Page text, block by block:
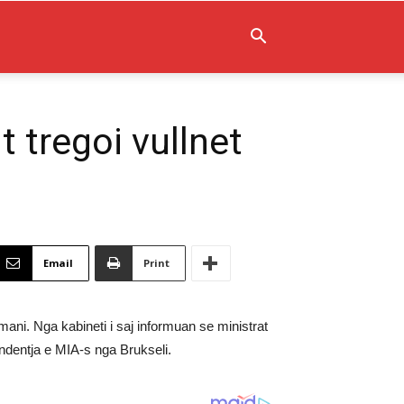
tregoi vullnet
Email Print
Nga kabineti i saj informuan se ministrat
e MIA-s nga Brukseli.